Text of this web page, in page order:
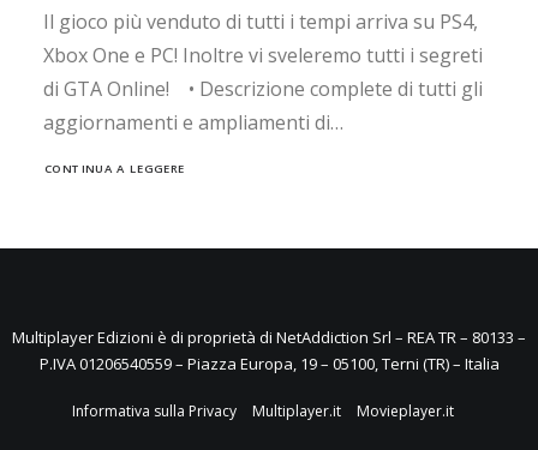
Il gioco più venduto di tutti i tempi arriva su PS4,
Xbox One e PC! Inoltre vi sveleremo tutti i segreti
di GTA Online! • Descrizione complete di tutti gli
aggiornamenti e ampliamenti di…
CONTINUA A LEGGERE
Multiplayer Edizioni è di proprietà di NetAddiction Srl – REA TR – 80133 –
P.IVA 01206540559 – Piazza Europa, 19 – 05100, Terni (TR) – Italia
Informativa sulla Privacy Multiplayer.it Movieplayer.it